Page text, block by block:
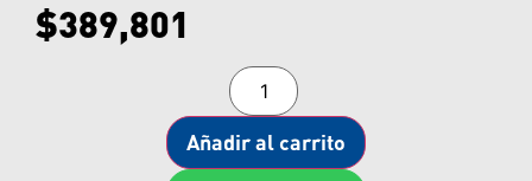
$389,801
Añadir al carrito